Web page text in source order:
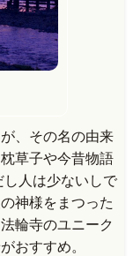
、その名の由来
草子や今昔物語
人は少ないしで
神様をまつった
輪寺のユニーク
おすすめ。